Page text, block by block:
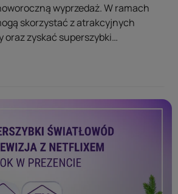
wyprzedaż. W ramach
skorzystać z atrakcyjnych
oraz zyskać superszybki
w kilku wariantach prędkości –